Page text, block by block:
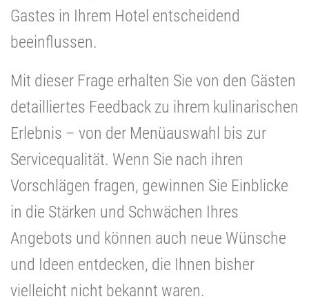
Gastes in Ihrem Hotel entscheidend
beeinflussen.
Mit dieser Frage erhalten Sie von den Gästen
detailliertes Feedback zu ihrem kulinarischen
Erlebnis – von der Menüauswahl bis zur
Servicequalität. Wenn Sie nach ihren
Vorschlägen fragen, gewinnen Sie Einblicke
in die Stärken und Schwächen Ihres
Angebots und können auch neue Wünsche
und Ideen entdecken, die Ihnen bisher
vielleicht nicht bekannt waren.